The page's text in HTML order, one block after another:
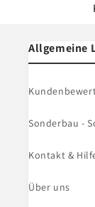
Allgemeine
Sonderbau -
Kontakt &
Über uns